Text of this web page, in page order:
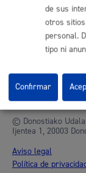
Síguenos en
© Donostiako
Ijentea 1, 20003
Aviso legal
Política de
de sus
otros
personal.
tipo ni
Confirmar